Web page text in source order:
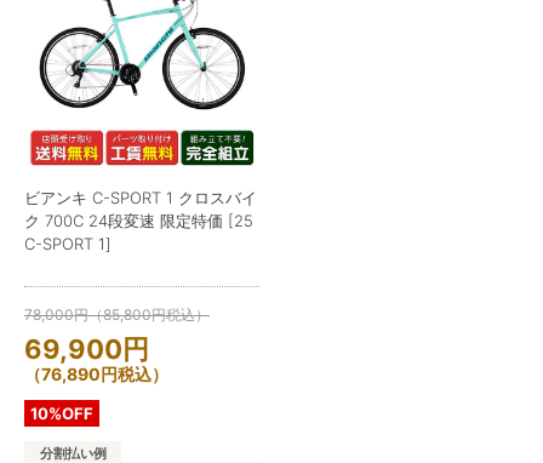
ビアンキ C-SPORT 1 クロスバイ
ク 700C 24段変速 限定特価 [25
C-SPORT 1]
78,000円（85,800円税込）
69,900円
（76,890円税込）
10%OFF
分割払い例